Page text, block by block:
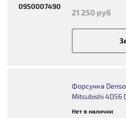
0950007490
21 250 руб
Форсунка
Mitsubishi 4D56
Нет в наличии